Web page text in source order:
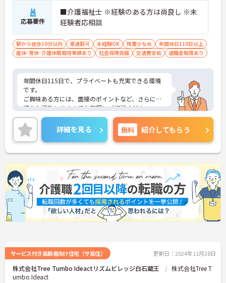
応募要件
■介護福祉士 ※経験のある方は尚良し ※未
経験者応相談
駅から徒歩10分以内 車通勤可 未経験OK 残業少なめ
年間休日110日以上
産休･育休･介護休暇取得実績あり
社会保険完備 交通費支給 退職金制度あり
年間休日115日で、プライベートも充実できる環境
です。
ご興味ある方には、面接のポイントなど、さらに詳
細をお話致しますのでお気軽にご相談ください。
詳細を見る 無料 紹介してもらう
サービス付き高齢者向け住宅（サ高住） 更新日：2024年11月28日
株式会社Tree Tumbo Ideactリズムビレッジ白石蔵王
株式会社Tree T
umbo Ideact